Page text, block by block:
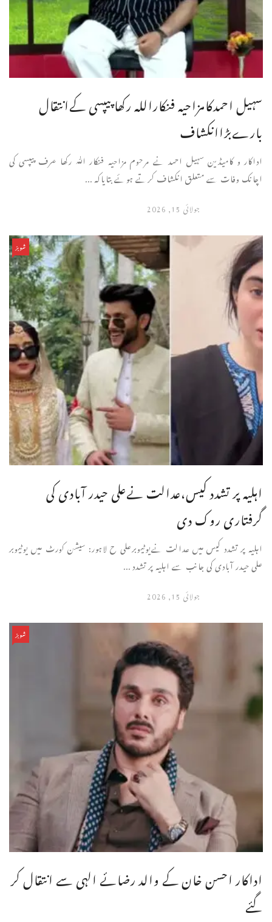
سہیل احمدکامزاحیہ فنکاراللہ رکھاپیپسی کےانتقال
بارےبڑاانکشاف
اداکار و کامیڈین سہیل احمد نے مرحوم مزاحیہ فنکار اللّٰہ رکھا عرف پیپسی کی
اچانک وفات سے متعلق انکشاف کرتے ہوئے بتایاکہ ...
جولائی 15, 2026
شوبز
اہلیہ پر تشدد کیس،عدالت نےعلی حیدر آبادی کی
گرفتاری روک دی
اہلیہ پر تشدد کیس میں عدالت نےیوٹیوبرعلی ح لاہور: سیشن کورٹ میں یوٹیوبر
علی حیدر آبادی کی جانب سے اہلیہ پر تشدد ...
جولائی 15, 2026
شوبز
اداکار احسن خان کے والد رضائے الہی سے انتقال کر
گئے